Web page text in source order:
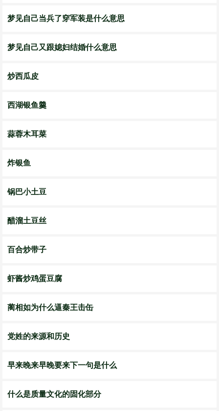
梦见自己当兵了穿军装是什么意思
梦见自己又跟媳妇结婚什么意思
炒西瓜皮
西湖银鱼羹
蒜蓉木耳菜
炸银鱼
锅巴小土豆
醋溜土豆丝
百合炒带子
虾酱炒鸡蛋豆腐
蔺相如为什么逼秦王击缶
党姓的来源和历史
早来晚来早晚要来下一句是什么
什么是质量文化的固化部分